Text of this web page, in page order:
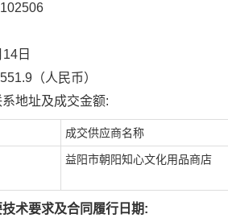
日
（人民币）
地址及成交金额:
成交供应商名称
益阳市朝阳知心文化用品商店
术要求及合同履行日期: